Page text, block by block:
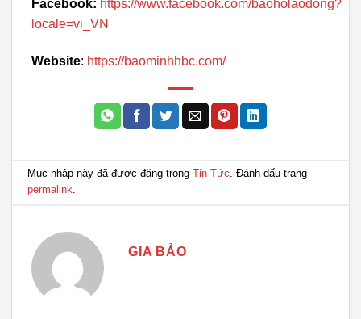
Facebook: https://www.facebook.com/baoholaodong?
locale=vi_VN
Website: https://baominhhbc.com/
Mục nhập này đã được đăng trongTin Tức . Đánh dấu trang
permalink
GIA BẢO